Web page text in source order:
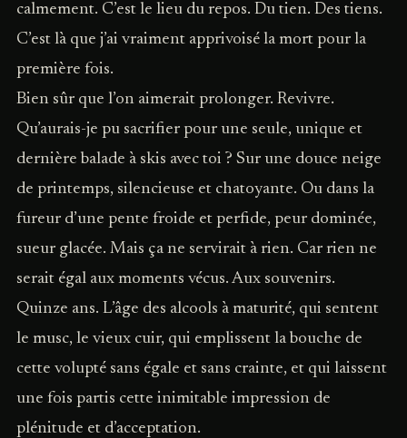
calmement. C’est le lieu du repos. Du tien. Des tiens.
C’est là que j’ai vraiment apprivoisé la mort pour la
première fois.
Bien sûr que l’on aimerait prolonger. Revivre.
Qu’aurais-je pu sacrifier pour une seule, unique et
dernière balade à skis avec toi ? Sur une douce neige
de printemps, silencieuse et chatoyante. Ou dans la
fureur d’une pente froide et perfide, peur dominée,
sueur glacée. Mais ça ne servirait à rien. Car rien ne
serait égal aux moments vécus. Aux souvenirs.
Quinze ans. L’âge des alcools à maturité, qui sentent
le musc, le vieux cuir, qui emplissent la bouche de
cette volupté sans égale et sans crainte, et qui laissent
une fois partis cette inimitable impression de
plénitude et d’acceptation.